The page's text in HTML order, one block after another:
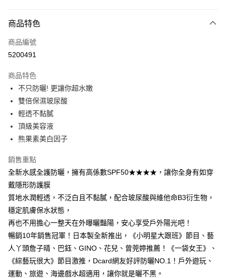
信用卡一次付款
超商取貨付款
Apple Pay
街口支付
悠遊付
ATM付款
全家取貨付款
每筆NT$85，滿NT$499(含以上)免運費
付款後全家取貨
7-11取貨付款
每筆NT$85，滿NT$499(含以上)免運費
商品特色
商品編號
5200491
商品特色
不只防曬! 更讓你超水嫩
雙倍保濕玻尿酸
輕透不黏膩
頂級美容液
熊果素美白因子
銷售重點
全新水感全護防曬，擁有高係數SPF50★★★★，讓你全身有如穿
戴隱形防護膜
質地水潤輕透，不泛白且不黏膩，配合玻尿酸與維他命B3衍生物，
穩定肌膚保水狀態，
再也不用擔心一整天在外曝曬豔陽，安心享受戶外陽光吧！
暢銷10年銷售冠軍！日本製全新推出，《小明星大跟班》節目、藝
人丫頭詹子晴、巴鈺、GINO、花兒、曾莞婷推薦！《一袋女王》、
《綜藝玩很大》節目激推，Dcard網友好評防曬NO.1！戶外遊玩、
運動、旅遊、海邊戲水超適用，讓你就是曬不黑。